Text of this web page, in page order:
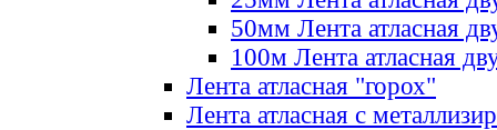
50мм Лента атласная
100м Лента атласная
Лента атласная "горох"
Лента атласная с